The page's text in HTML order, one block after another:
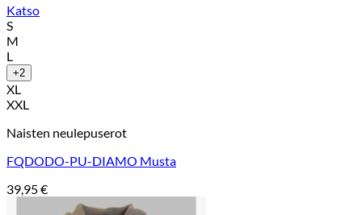
Katso
S
M
L
+2
XL
XXL
Naisten neulepuserot
FQDODO-PU-DIAMO Musta
39,95€